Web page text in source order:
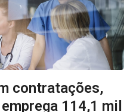
contratações,
114,1 mil